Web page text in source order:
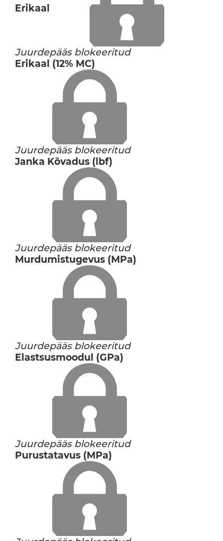
Erikaal
Juurdepääs blokeeritud
Erikaal (12% MC)
Juurdepääs blokeeritud
Janka Kõvadus (lbf)
Juurdepääs blokeeritud
Murdumistugevus (MPa)
Juurdepääs blokeeritud
Elastsusmoodul (GPa)
Juurdepääs blokeeritud
Purustatavus (MPa)